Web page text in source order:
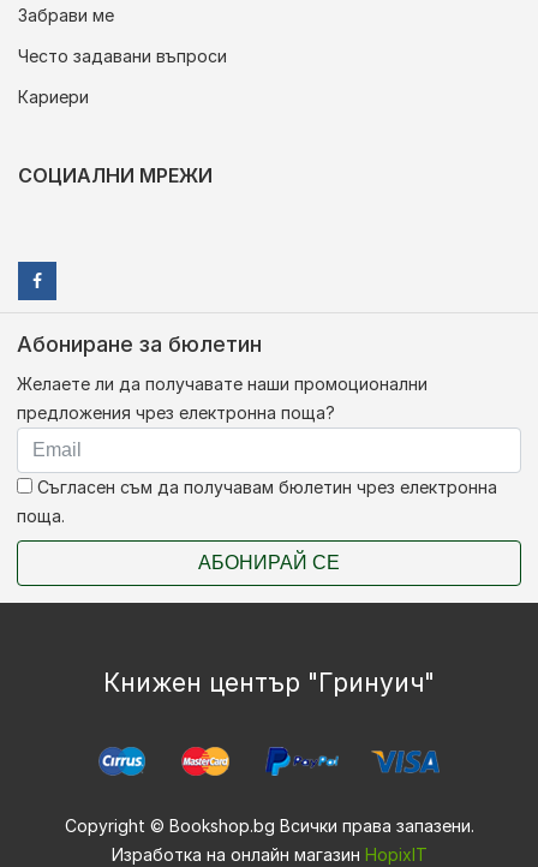
Забрави ме
Често задавани въпроси
Кариери
СОЦИАЛНИ МРЕЖИ
Абониране за бюлетин
Желаете ли да получавате наши промоционални
предложения чрез електронна поща?
Съгласен съм да получавам бюлетин чрез електронна
поща.
АБОНИРАЙ СЕ
Книжен център "Гринуич"
Copyright © Bookshop.bg Всички права запазени.
Изработка на онлайн магазин HopixIT